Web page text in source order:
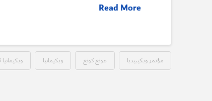
Read More
مؤتمر ويكيبيديا هونغ كونغ ويكيمانيا ويكيمانيا 2013